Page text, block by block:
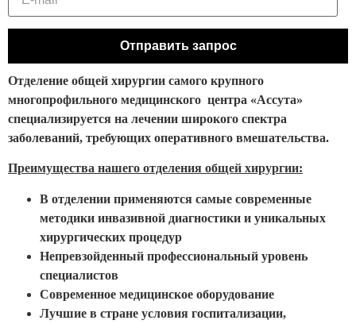
Отделение общей хирургии самого крупного
многопрофильного медицинского центра «Ассута»
специализируется на лечении широкого спектра
заболеваний, требующих оперативного вмешательства.
Преимущества нашего отделения общей хирургии:
В отделении применяются самые современные
методики инвазивной диагностики и уникальных
хирургических процедур
Непревзойденный профессиональный уровень
специалистов
Современное медицинское оборудование
Лучшие в стране условия госпитализации,